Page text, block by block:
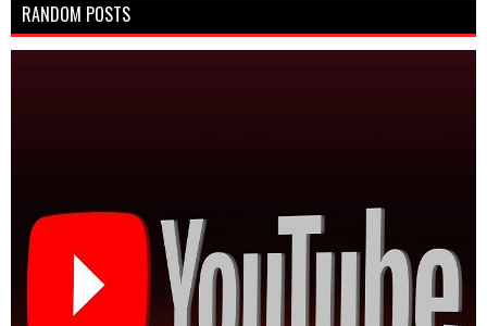
RANDOM POSTS